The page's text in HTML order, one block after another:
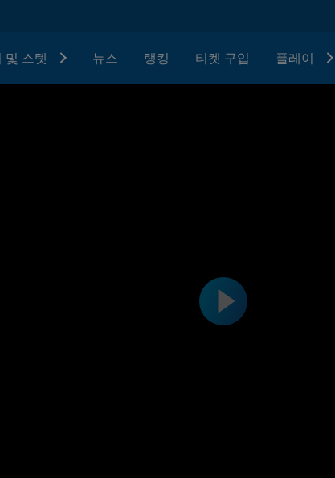
및 스텟 뉴스 랭킹 티켓 구입 플레이